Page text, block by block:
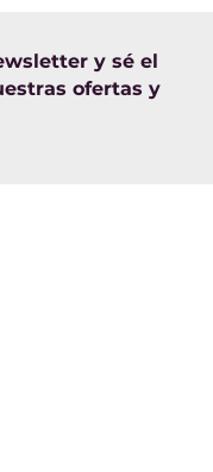
y sé el
ofertas y